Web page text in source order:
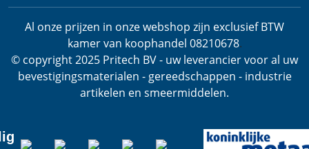
Al onze prijzen in onze webshop zijn exclusief BTW
kamer van koophandel 08210678.
© copyright 2025 Pritech BV - uw leverancier voor al uw
bevestigingsmaterialen - gereedschappen - industrie
artikelen en smeermiddelen.